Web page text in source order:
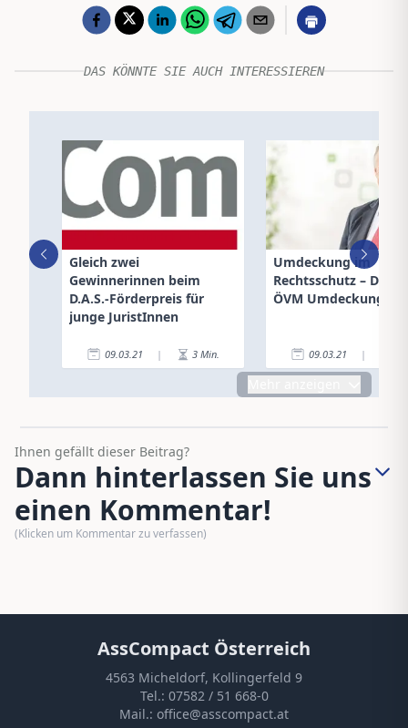
DAS KÖNNTE SIE AUCH INTERESSIEREN
Gleich zwei
Gewinnerinnen beim
D.A.S.-Förderpreis für
junge JuristInnen
09.03.21 | 3 Min.
Umdeckung im
Rechtsschutz – Die
ÖVM
09.03.21 |
Ihnen gefällt dieser Beitrag?
Dann hinterlassen Sie uns
einen Kommentar!
(Klicken um Kommentar zu verfassen)
AssCompact Österreich
4563 Micheldorf, Kollingerfeld 9
Tel.: 07582 / 51 668-0
Mail.: office@asscompact.at